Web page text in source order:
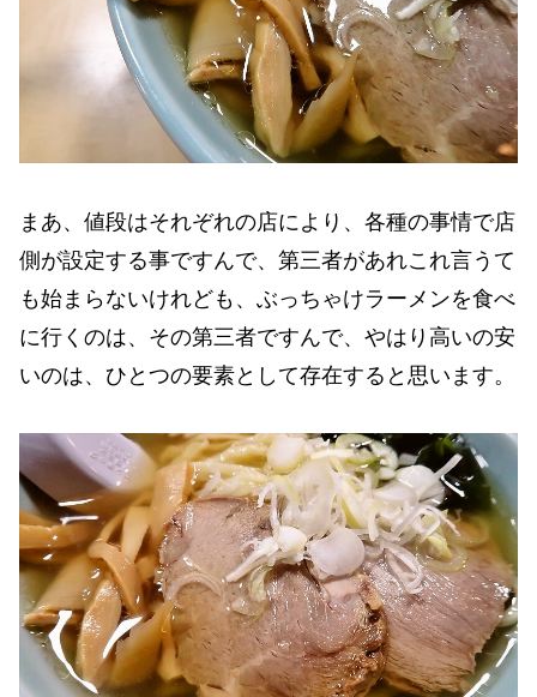
まあ、値段はそれぞれの店により、各種の事情で店
側が設定する事ですんで、第三者があれこれ言うて
も始まらないけれども、ぶっちゃけラーメンを食べ
に行くのは、その第三者ですんで、やはり高いの安
いのは、ひとつの要素として存在すると思います。